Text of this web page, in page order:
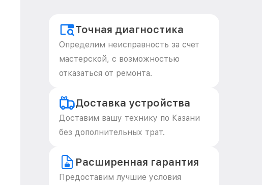
Точная диагностика
Определим неисправность за счет
мастерской, с возможностью
отказаться от ремонта.
Доставка устройства
Доставим вашу технику по Казани
без дополнительных трат.
Расширенная гарантия
Предоставим лучшие условия